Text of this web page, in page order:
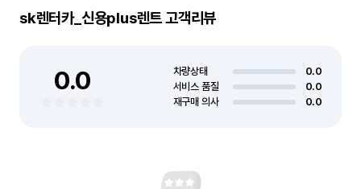
sk렌터카_신용plus렌트고객리뷰
0.0 차량상태
0.0
서비스 품질
0.0
재구매 의사
0.0